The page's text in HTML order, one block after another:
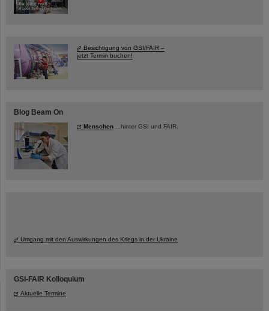
Besichtigung von GSI/FAIR –
jetzt Termin buchen!
Blog Beam On
Menschen ...hinter GSI und FAIR.
Umgang mit den Auswirkungen des Kriegs in der Ukraine
GSI-FAIR Kolloquium
Aktuelle Termine